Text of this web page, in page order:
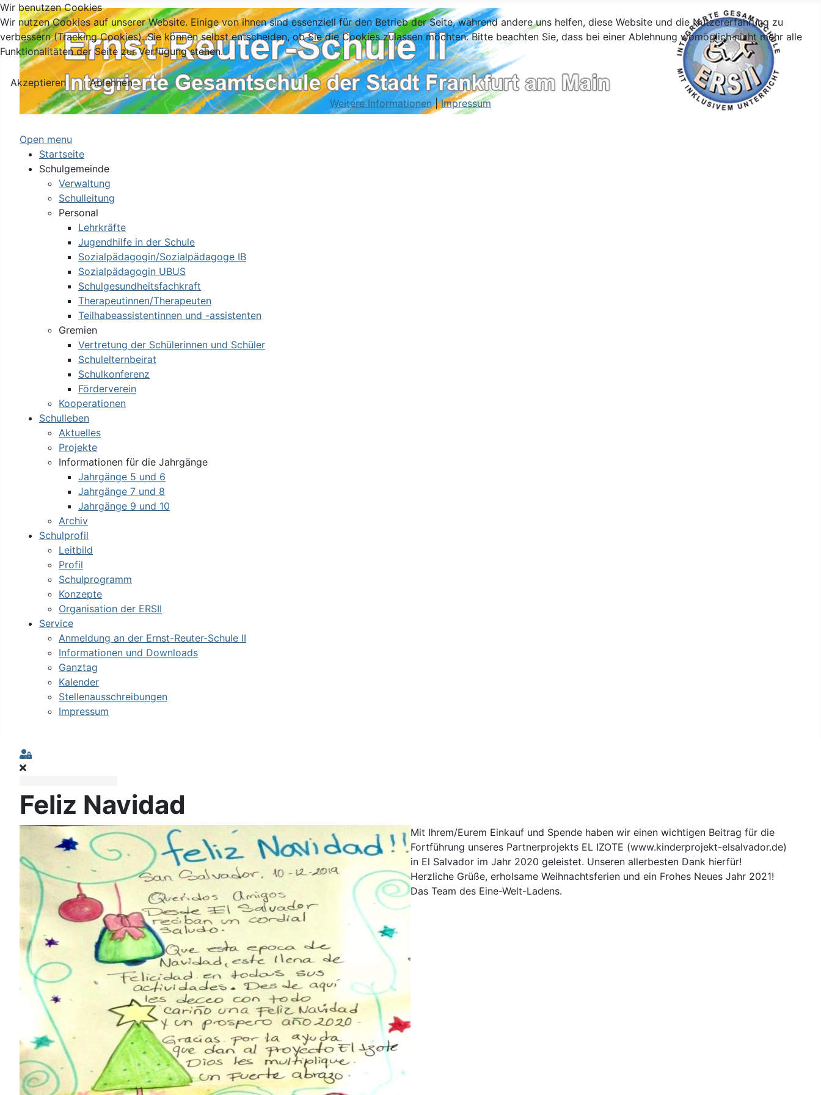
Open menu
Startseite
Schulgemeinde
Verwaltung
Schulleitung
Personal
Lehrkräfte
Jugendhilfe in der Schule
Sozialpädagogin/Sozialpädagoge IB
Sozialpädagogin UBUS
Schulgesundheitsfachkraft
Therapeutinnen/Therapeuten
Teilhabeassistentinnen und -assistenten
Gremien
Vertretung der Schülerinnen und Schüler
Schulelternbeirat
Schulkonferenz
Förderverein
Kooperationen
Schulleben
Aktuelles
Projekte
Informationen für die Jahrgänge
Jahrgänge 5 und 6
Jahrgänge 7 und 8
Jahrgänge 9 und 10
Archiv
Schulprofil
Leitbild
Profil
Schulprogramm
Konzepte
Organisation der ERSII
Service
Anmeldung an der Ernst-Reuter-Schule II
Informationen und Downloads
Ganztag
Kalender
Stellenausschreibungen
Impressum
Sign In
Feliz Navidad
Mit Ihrem/Eurem Einkauf und Spende haben wir einen wichtigen Beitrag für die
Fortführung unseres Partnerprojekts EL IZOTE (www.kinderprojekt-elsalvador.de)
in El Salvador im Jahr 2020 geleistet. Unseren allerbesten Dank hierfür!
Herzliche Grüße, erholsame Weihnachtsferien und ein Frohes Neues Jahr 2021!
Das Team des Eine-Welt-Ladens.
Wir benutzen Cookies
Wir nutzen Cookies auf unserer Website. Einige von ihnen sind essenziell für den Betrieb der Seite, während andere uns helfen, diese Website und die Nutzererfahrung zu
verbessern (Tracking Cookies). Sie können selbst entscheiden, ob Sie die Cookies zulassen möchten. Bitte beachten Sie, dass bei einer Ablehnung womöglich nicht mehr alle
Funktionalitäten der Seite zur Verfügung stehen.
Akzeptieren
Ablehnen
Weitere Informationen|Impressum